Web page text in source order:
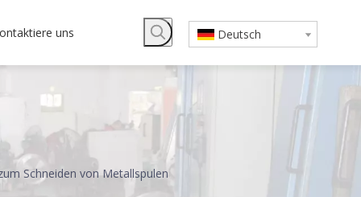
uns Deutsch
Schneiden von Metallspulen